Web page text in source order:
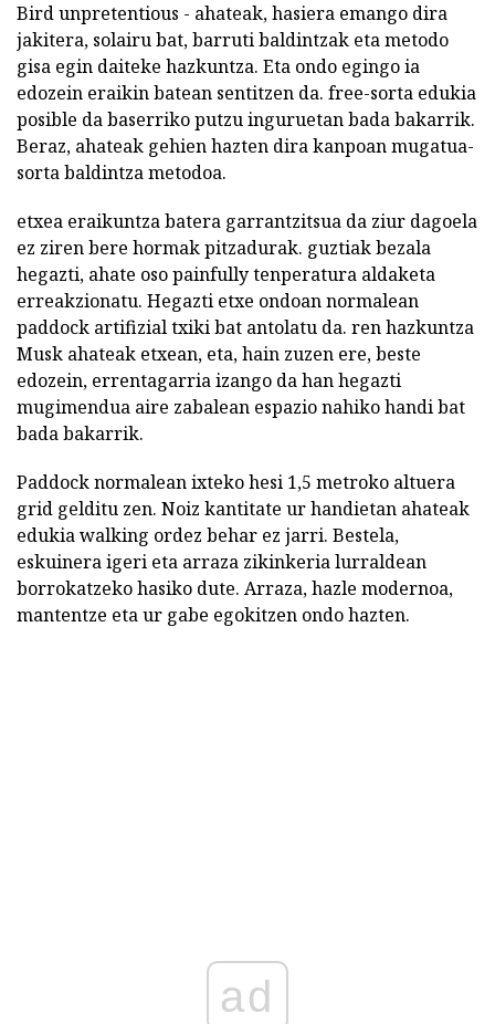
Bird unpretentious - ahateak, hasiera emango dira
jakitera, solairu bat, barruti baldintzak eta metodo
gisa egin daiteke hazkuntza. Eta ondo egingo ia
edozein eraikin batean sentitzen da. free-sorta edukia
posible da baserriko putzu inguruetan bada bakarrik.
Beraz, ahateak gehien hazten dira kanpoan mugatua-
sorta baldintza metodoa.
etxea eraikuntza batera garrantzitsua da ziur dagoela
ez ziren bere hormak pitzadurak. guztiak bezala
hegazti, ahate oso painfully tenperatura aldaketa
erreakzionatu. Hegazti etxe ondoan normalean
paddock artifizial txiki bat antolatu da. ren hazkuntza
Musk ahateak etxean, eta, hain zuzen ere, beste
edozein, errentagarria izango da han hegazti
mugimendua aire zabalean espazio nahiko handi bat
bada bakarrik.
Paddock normalean ixteko hesi 1,5 metroko altuera
grid gelditu zen. Noiz kantitate ur handietan ahateak
edukia walking ordez behar ez jarri. Bestela,
eskuinera igeri eta arraza zikinkeria lurraldean
borrokatzeko hasiko dute. Arraza, hazle modernoa,
mantentze eta ur gabe egokitzen ondo hazten.
ad